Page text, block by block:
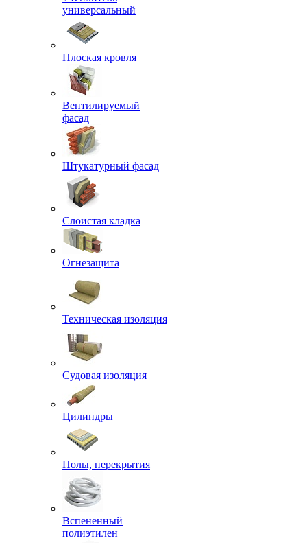
универсальный
Плоская кровля
Вентилируемый
фасад
Штукатурный фасад
Слоистая кладка
Огнезащита
Техническая изоляция
Судовая изоляция
Цилиндры
Полы, перекрытия
Вспененный
полиэтилен